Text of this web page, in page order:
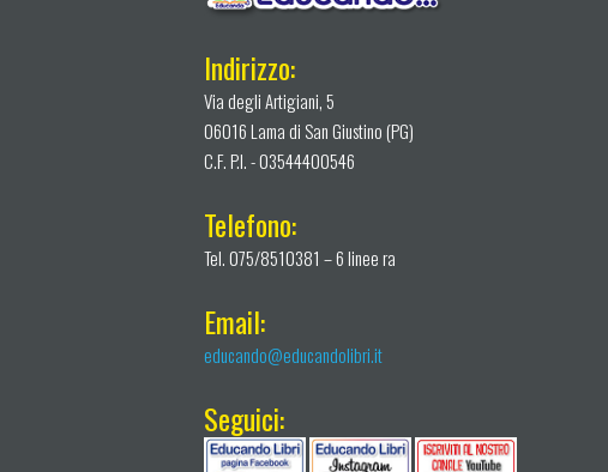
Indirizzo:
Via degli Artigiani, 5
06016 Lama di San Giustino (PG)
C.F. P.I. - 03544400546
Telefono:
Tel. 075/8510381 – 6 linee ra
Email:
educando@educandolibri.it
Seguici: